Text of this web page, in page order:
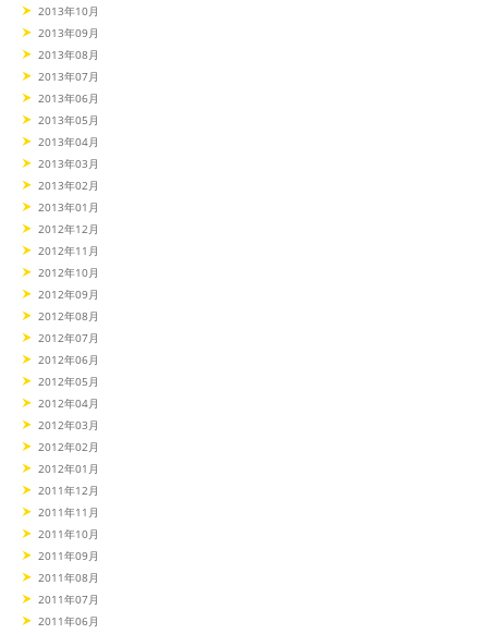
2013年10月
2013年09月
2013年08月
2013年07月
2013年06月
2013年05月
2013年04月
2013年03月
2013年02月
2013年01月
2012年12月
2012年11月
2012年10月
2012年09月
2012年08月
2012年07月
2012年06月
2012年05月
2012年04月
2012年03月
2012年02月
2012年01月
2011年12月
2011年11月
2011年10月
2011年09月
2011年08月
2011年07月
2011年06月